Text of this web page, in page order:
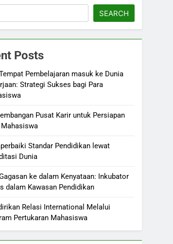
SEARCH
Posts
Pembelajaran masuk ke Dunia
Strategi Sukses bagi Para
Pusat Karir untuk Persiapan
Mahasiswa
Standar Pendidikan lewat
Dunia
ke dalam Kenyataan: Inkubator
dalam Kawasan Pendidikan
Relasi International Melalui
Pertukaran Mahasiswa